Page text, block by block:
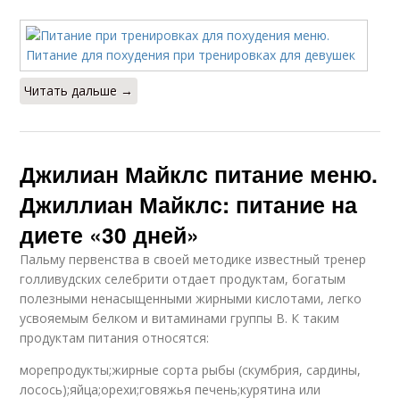
Читать дальше →
Джилиан Майклс питание меню.
Джиллиан Майклс: питание на
диете «30 дней»
Пальму первенства в своей методике известный тренер
голливудских селебрити отдает продуктам, богатым
полезными ненасыщенными жирными кислотами, легко
усвояемым белком и витаминами группы В. К таким
продуктам питания относятся:
морепродукты;жирные сорта рыбы (скумбрия, сардины,
лосось);яйца;орехи;говяжья печень;курятина или